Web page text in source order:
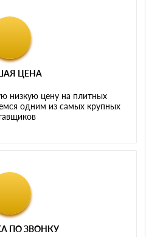
ЦЕНА
низкую цену на плитных
одним из самых крупных
ПО ЗВОНКУ